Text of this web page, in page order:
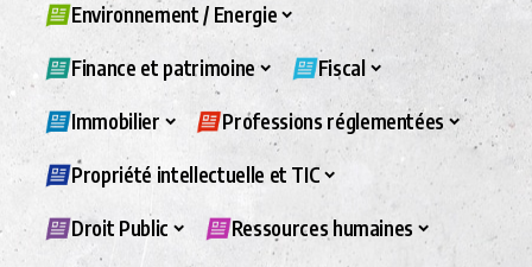
Environnement / Energie
Finance et patrimoine Fiscal
Immobilier Professions réglementées
Propriété intellectuelle et TIC
Droit Public Ressources humaines